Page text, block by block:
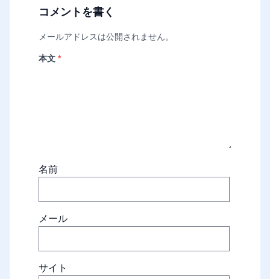
コメントを書く
メールアドレスは公開されません。
本文 *
名前
メール
サイト